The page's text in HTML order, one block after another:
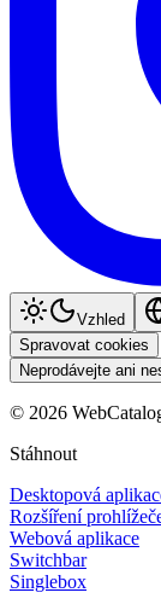
Vzhled
Spravovat cookies
Neprodávejte ani
© 2026
Stáhnout
Desktopová
Rozšíření
Webová aplikace
Switchbar
Singlebox